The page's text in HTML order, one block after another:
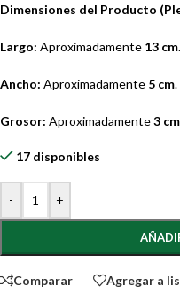
Dimensiones del Producto
Largo: Aproximadamente 13 cm.
Ancho: Aproximadamente 5 cm.
Grosor: Aproximadamente3 cm
17 disponibles
- +
Comparar Agregar a